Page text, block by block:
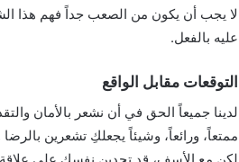
لا يجب أن يكون من الصعب جداً فهم هذا
عليه بالفعل.
التوقعات مقابل الواقع
لدينا جميعاً الحق في أن نشعر بالأمان
ممتعاً، ورائعاً، وشيئاً يجعلكِ تشعرين
لكن مع الأسف، قد تجدين نفسكِ على